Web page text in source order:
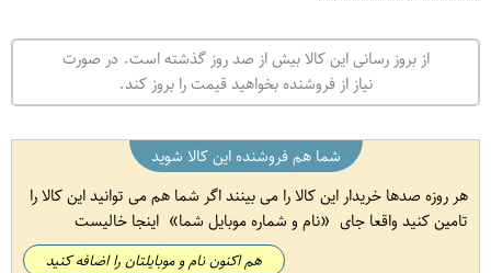
از بروز رسانی این کالا بیش از صد روز گذشته است. در صورت
نیاز از فروشنده بخواهید قیمت را بروز کند.
شما هم فروشنده این کالا شوید
هر روزه صدها خریدار این کالا را می بینند اگر شما هم می توانید این کالا را
تامین کنید واقعا جای
نام و شماره موبایل شما اینجا خالیست
هم اکنون نام و موبایلتان را اضافه کنید